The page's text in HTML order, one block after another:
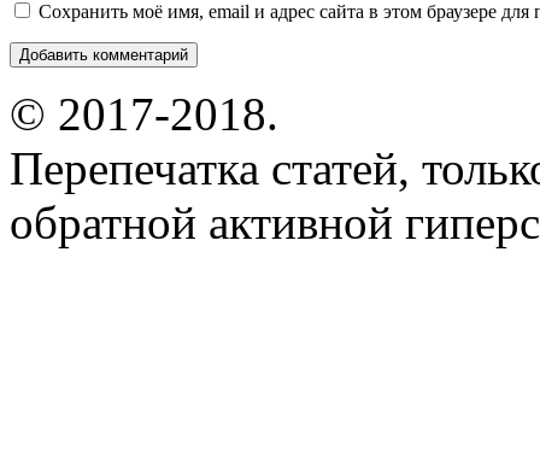
Сохранить моё имя, email и адрес сайта в этом браузере
© 2017-2018.
Перепечатка статей,
обратной активной